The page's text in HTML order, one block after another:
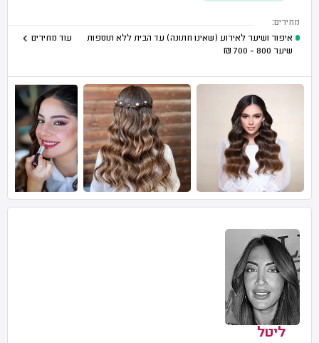
מחירים:
איפור ושיער לאירוע (שאינו חתונה) עד הבית ללא תוספות
שיער 800 - 700
₪
עוד מחירים
ליטל